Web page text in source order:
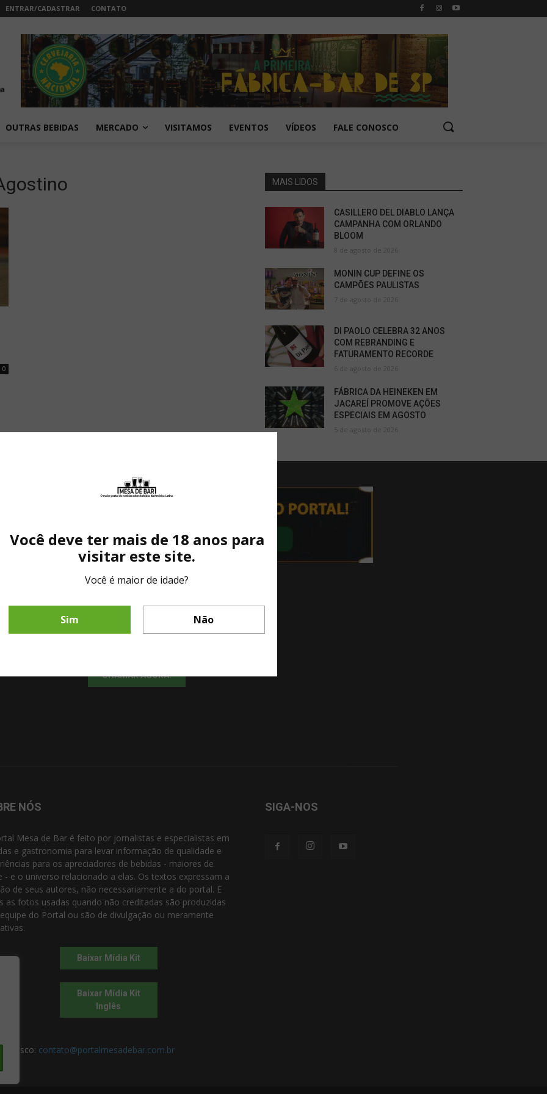
ENTRAR/CADASTRAR CONTATO
OUTRAS BEBIDAS MERCADO VISITAMOS EVENTOS VÍDEOS FALE CONOSCO
0
MAIS LIDOS
CASILLERO DEL DIABLO LANÇA
CAMPANHA COM ORLANDO
BLOOM
8 de agosto de 2026
MONIN CUP DEFINE OS
CAMPÕES PAULISTAS
7 de agosto de 2026
DI PAOLO CELEBRA 32 ANOS
COM REBRANDING E
FATURAMENTO RECORDE
6 de agosto de 2026
FÁBRICA DA HEINEKEN EM
JACAREÍ PROMOVE AÇÕES
ESPECIAIS EM AGOSTO
5 de agosto de 2026
Fale diretamente com nosso representante comercial por whatsapp.
CHAMAR AGORA!
Você deve ter mais de 18 anos para
visitar este site.
Você é maior de idade?
Sim Não
NÓS
Mesa de Bar é feito por jornalistas e especialistas em
e gastronomia para levar informação de qualidade e
para os apreciadores de bebidas - maiores de
- e o universo relacionado a elas. Os textos expressam a
de seus autores, não necessariamente a do portal. E
as fotos usadas quando não creditadas são produzidas
do Portal ou são de divulgação ou meramente
Baixar Mídia Kit
Baixar Mídia Kit
Inglês
contato@portalmesadebar.com.br
SIGA-NOS